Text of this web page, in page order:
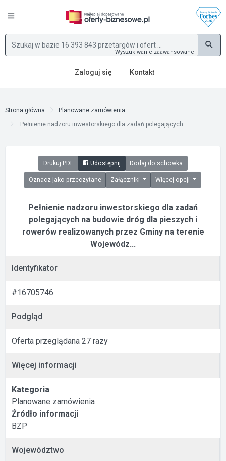
Wyszukiwanie zaawansowane
Zaloguj się Kontakt
Strona główna
Planowane zamówienia
Pełnienie nadzoru inwestorskiego dla zadań polegających...
Drukuj PDF Udostępnij Dodaj do schowka
Oznacz jako przeczytane Załączniki Więcej opcji
Pełnienie nadzoru inwestorskiego dla zadań
polegających na budowie dróg dla pieszych i
rowerów realizowanych przez Gminy na terenie
Wojewódz...
Identyfikator
#16705746
Podgląd
Oferta przeglądana 27 razy
Więcej informacji
Kategoria
Planowane zamówienia
Źródło informacji
BZP
Województwo